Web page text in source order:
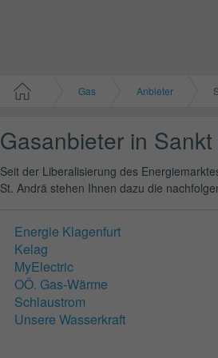
Gas Anbieter
Gasanbieter in
Seit der Liberalisierung des
St. Andrä stehen Ihnen dazu die
Energie Klagenfurt
Kelag
MyElectric
OÖ. Gas-Wärme
Schlaustrom
Unsere Wasserkraft